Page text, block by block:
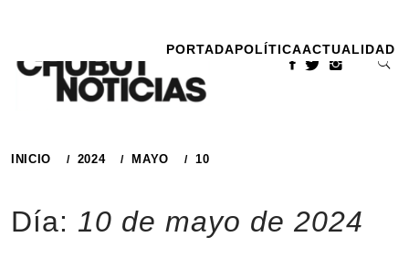
contenido
PORTADAPOLÍTICAACTUALIDAD
INICIO 2024 MAYO 10
Día: 10 de mayo de 2024